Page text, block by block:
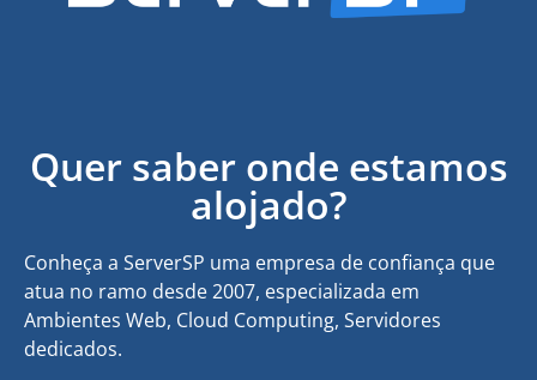
Quer saber onde estamos
alojado?
Conheça a ServerSP uma empresa de confiança que
atua no ramo desde 2007, especializada em
Ambientes Web, Cloud Computing, Servidores
dedicados.